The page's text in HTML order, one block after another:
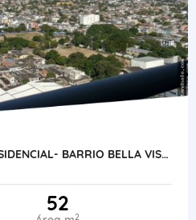
VENTA APARTAMENTO RESIDENCIAL- BARRIO BELLA VISTA- CARTAGENA-COLOMBIA
52
2